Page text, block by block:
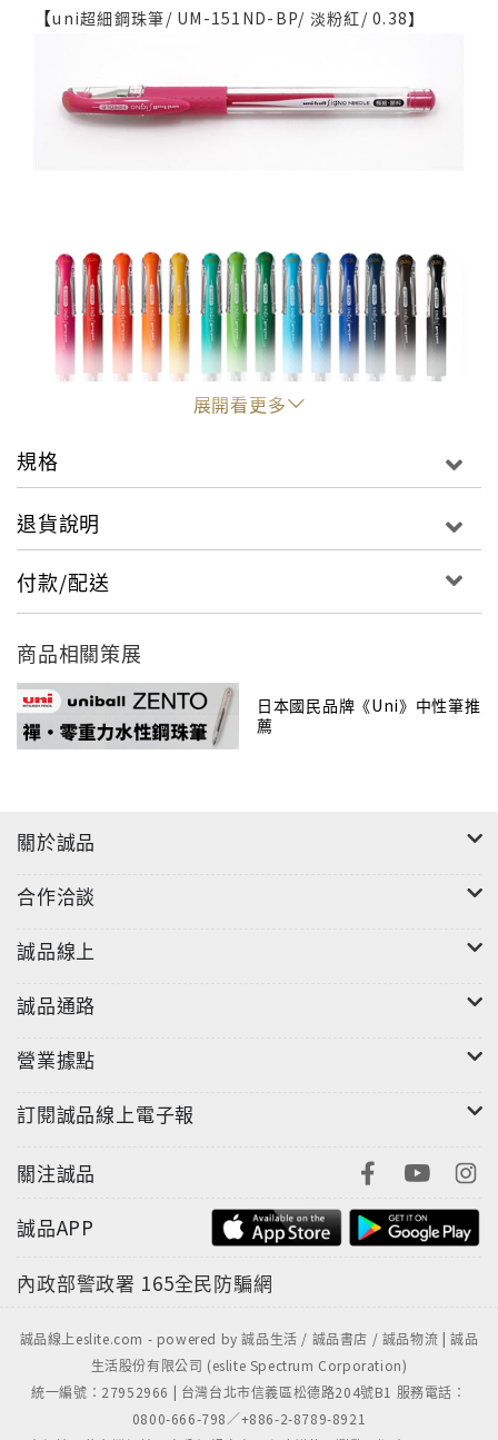
【uni超細鋼珠筆/ UM-151ND-BP/ 淡粉紅/ 0.38】
展開看更多
規格
退貨說明
付款/配送
商品相關策展
日本國民品牌《Uni》中性筆推
薦
關於誠品
合作洽談
誠品線上
誠品通路
營業據點
訂閱誠品線上電子報
關注誠品
誠品APP
內政部警政署 165全民防騙網
誠品線上eslite.com - powered by 誠品生活 / 誠品書店 / 誠品物流 | 誠品
生活股份有限公司 (eslite Spectrum Corporation)
統一編號：27952966 | 台灣台北市信義區松德路204號B1 服務電話：
0800-666-798／+886-2-8789-8921